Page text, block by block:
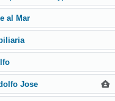
al Mar
Jose